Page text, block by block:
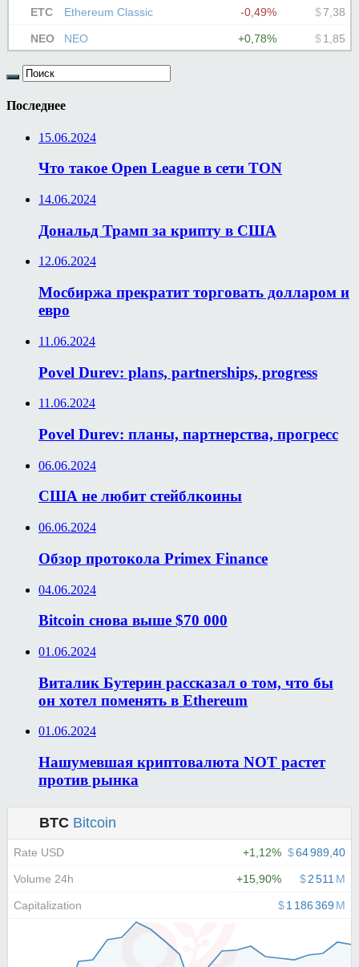
Последнее
15.06.2024
Что такое Open League в сети TON
14.06.2024
Дональд Трамп за крипту в США
12.06.2024
Мосбиржа прекратит торговать долларом и
евро
11.06.2024
Povel Durev: plans, partnerships, progress
11.06.2024
Povel Durev: планы, партнерства, прогресс
06.06.2024
США не любит стейблкоины
06.06.2024
Обзор протокола Primex Finance
04.06.2024
Bitcoin снова выше $70 000
01.06.2024
Виталик Бутерин рассказал о том, что бы
он хотел поменять в Ethereum
01.06.2024
Нашумевшая криптовалюта NOT растет
против рынка